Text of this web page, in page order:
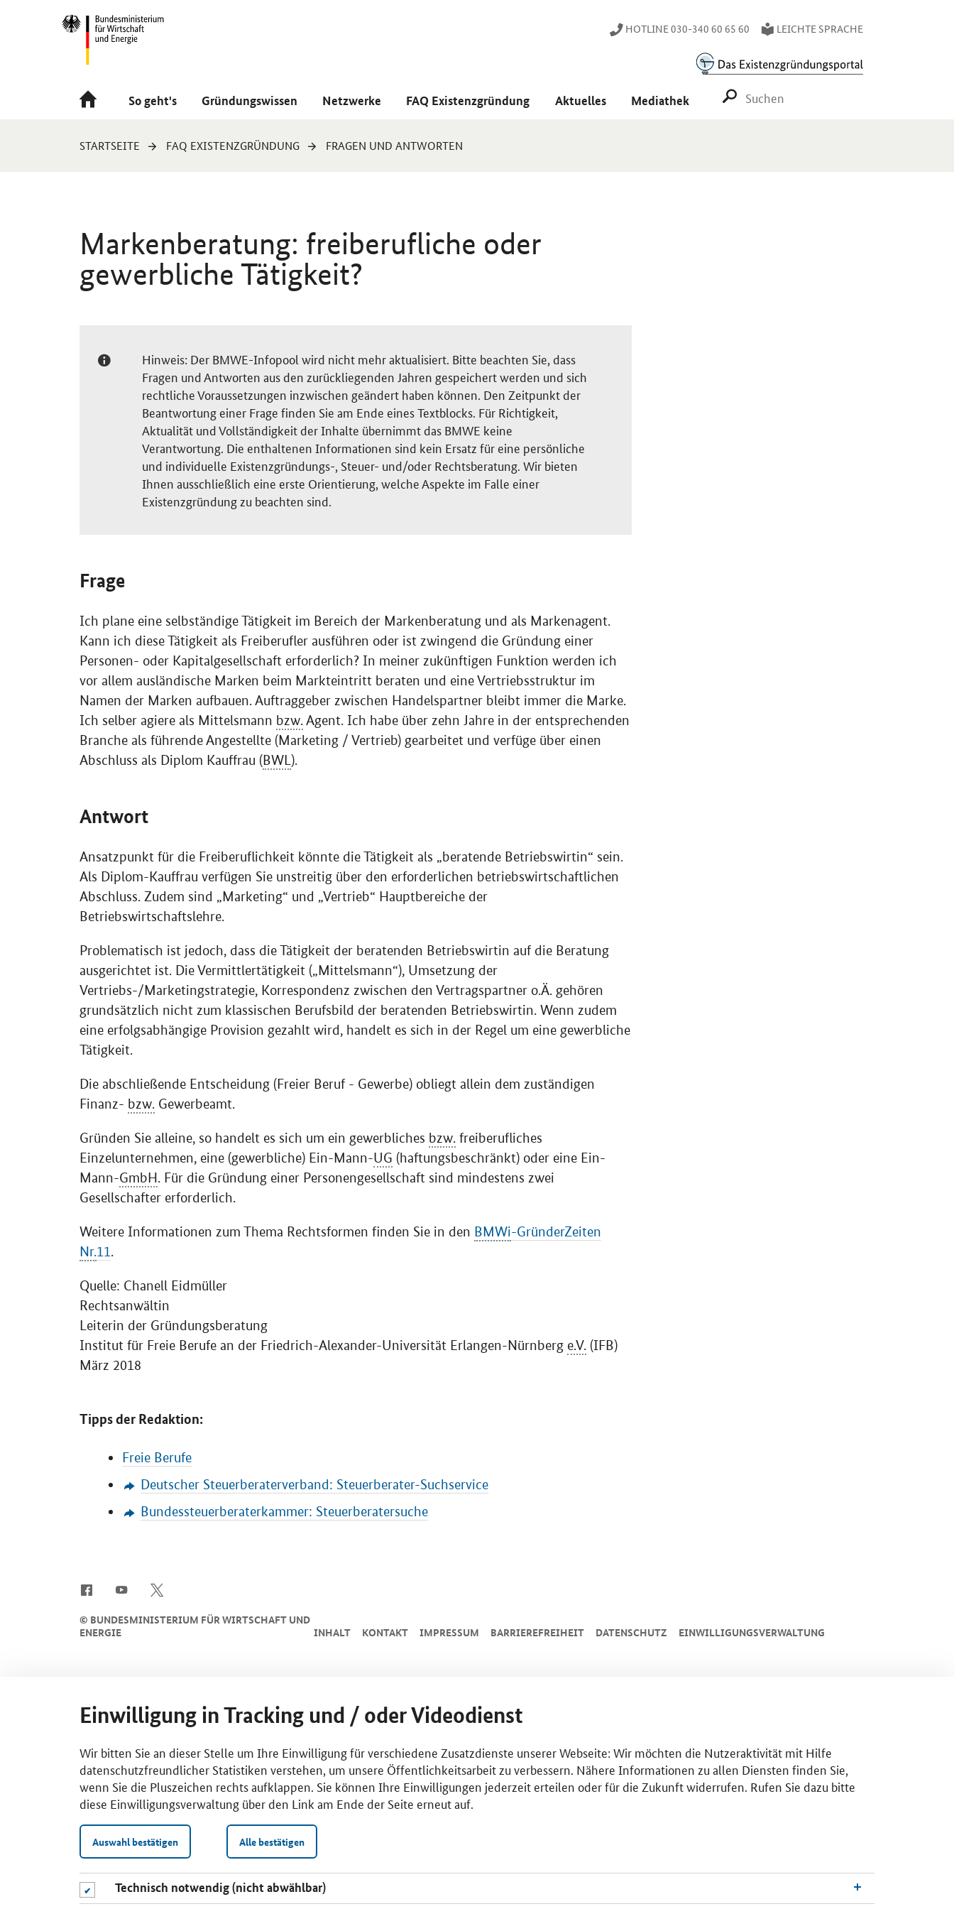
Navigation
Hauptmenü HOTLINE 030-340 60 65 60 LEICHTE SPRACHE
So geht's Gründungswissen Netzwerke FAQ Existenzgründung Aktuelles Mediathek SUCHE STARTEN
Sie
STARTSEITE FAQ EXISTENZGRÜNDUNG FRAGEN UND ANTWORTEN
Markenberatung: freiberufliche oder
gewerbliche Tätigkeit?
Hinweis: Der BMWE-Infopool wird nicht mehr aktualisiert. Bitte beachten Sie, dass
Fragen und Antworten aus den zurückliegenden Jahren gespeichert werden und sich
rechtliche Voraussetzungen inzwischen geändert haben können. Den Zeitpunkt der
Beantwortung einer Frage finden Sie am Ende eines Textblocks. Für Richtigkeit,
Aktualität und Vollständigkeit der Inhalte übernimmt das BMWE keine
Verantwortung. Die enthaltenen Informationen sind kein Ersatz für eine persönliche
und individuelle Existenzgründungs-, Steuer- und/oder Rechtsberatung. Wir bieten
Ihnen ausschließlich eine erste Orientierung, welche Aspekte im Falle einer
Existenzgründung zu beachten sind.
Frage
Ich plane eine selbständige Tätigkeit im Bereich der Markenberatung und als Markenagent.
Kann ich diese Tätigkeit als Freiberufler ausführen oder ist zwingend die Gründung einer
Personen- oder Kapitalgesellschaft erforderlich? In meiner zukünftigen Funktion werden ich
vor allem ausländische Marken beim Markteintritt beraten und eine Vertriebsstruktur im
Namen der Marken aufbauen. Auftraggeber zwischen Handelspartner bleibt immer die Marke.
Ich selber agiere als Mittelsmann bzw.Agent. Ich habe über zehn Jahre in der entsprechenden
Branche als führende Angestellte (Marketing / Vertrieb) gearbeitet und verfüge über einen
Abschluss als Diplom Kauffrau (BWL).
Antwort
Ansatzpunkt für die Freiberuflichkeit könnte die Tätigkeit als „beratende Betriebswirtin“ sein.
Als Diplom-Kauffrau verfügen Sie unstreitig über den erforderlichen betriebswirtschaftlichen
Abschluss. Zudem sind „Marketing“ und „Vertrieb“ Hauptbereiche der
Betriebswirtschaftslehre.
Problematisch ist jedoch, dass die Tätigkeit der beratenden Betriebswirtin auf die Beratung
ausgerichtet ist. Die Vermittlertätigkeit („Mittelsmann“), Umsetzung der
Vertriebs-/Marketingstrategie, Korrespondenz zwischen den Vertragspartner o.Ä. gehören
grundsätzlich nicht zum klassischen Berufsbild der beratenden Betriebswirtin. Wenn zudem
eine erfolgsabhängige Provision gezahlt wird, handelt es sich in der Regel um eine gewerbliche
Tätigkeit.
Die abschließende Entscheidung (Freier Beruf - Gewerbe) obliegt allein dem zuständigen
Finanz- bzw. Gewerbeamt.
Gründen Sie alleine, so handelt es sich um ein gewerbliches bzw. freiberufliches
Einzelunternehmen, eine (gewerbliche) Ein-Mann-UG (haftungsbeschränkt) oder eine Ein-
Mann-GmbH. Für die Gründung einer Personengesellschaft sind mindestens zwei
Gesellschafter erforderlich.
Weitere Informationen zum Thema Rechtsformen finden Sie in den BMWi-GründerZeiten
Nr.11.
Quelle: Chanell Eidmüller
Rechtsanwältin
Leiterin der Gründungsberatung
Institut für Freie Berufe an der Friedrich-Alexander-Universität Erlangen-Nürnberg e.V. (IFB)
März 2018
Tipps der Redaktion:
Freie Berufe
Deutscher Steuerberaterverband: Steuerberater-Suchservice
Bundessteuerberaterkammer: Steuerberatersuche
© BUNDESMINISTERIUM FÜR WIRTSCHAFT UND
ENERGIE
INHALT KONTAKT IMPRESSUM BARRIEREFREIHEIT DATENSCHUTZ EINWILLIGUNGSVERWALTUNG
Einwilligung in Tracking und / oder Videodienst
Wir bitten Sie an dieser Stelle um Ihre Einwilligung für verschiedene Zusatzdienste unserer Webseite: Wir möchten die Nutzeraktivität mit Hilfe
datenschutzfreundlicher Statistiken verstehen, um unsere Öffentlichkeitsarbeit zu verbessern. Nähere Informationen zu allen Diensten finden Sie,
wenn Sie die Pluszeichen rechts aufklappen. Sie können Ihre Einwilligungen jederzeit erteilen oder für die Zukunft widerrufen. Rufen Sie dazu bitte
diese Einwilligungsverwaltung über den Link am Ende der Seite erneut auf.
Auswahl bestätigen Alle bestätigen
Technisch notwendig (nicht abwählbar)